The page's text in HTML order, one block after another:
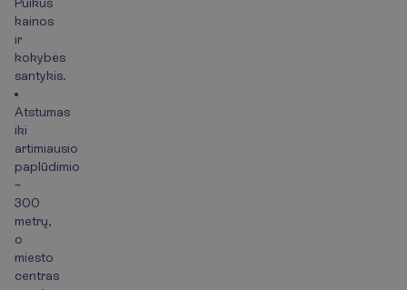
kainos
ir
kokybės
santykis.
Atstumas
iki
artimiausio
paplūdimio
–
300
metrų,
o
miesto
centras